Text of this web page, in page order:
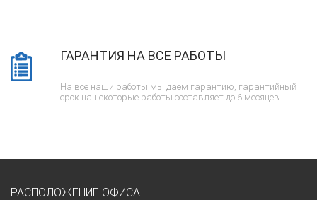
ГАРАНТИЯ НА ВСЕ РАБОТЫ
На все наши работы мы даем гарантию, гарантийный
срок на некоторые работы составляет до 6 месяцев.
РАСПОЛОЖЕНИЕ ОФИСА